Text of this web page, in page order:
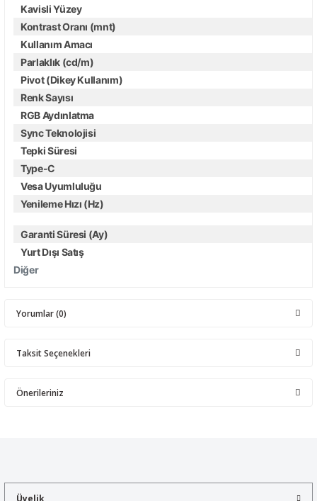
Kavisli Yüzey
Kontrast Oranı (mnt)
Kullanım Amacı
Parlaklık (cd/m)
Pivot (Dikey Kullanım)
Renk Sayısı
RGB Aydınlatma
Sync Teknolojisi
Tepki Süresi
Type-C
Vesa Uyumluluğu
Yenileme Hızı (Hz)
Diğer
Garanti Süresi (Ay)
Yurt Dışı Satış
Yorumlar (0)
Taksit Seçenekleri
Önerileriniz
Üyelik